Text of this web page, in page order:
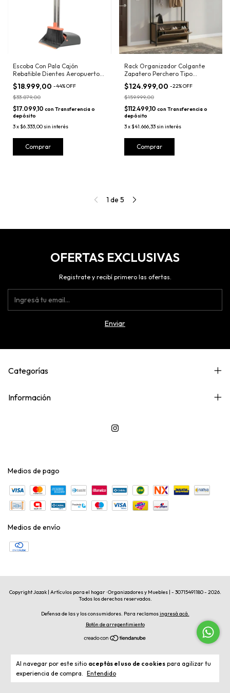
Al navegar por este sitio aceptás el uso de cookies para agilizar tu
experiencia de compra. Entendido
Escoba Con Pala Cajón
Rebatible Dientes Aeropuerto
Premium
$18.999,00 -44%OFF
$33.879,00
$17.099,10 con Transferencia o
depósito
3x$6.333,00 sin interés
Rack Organizador Colgante
Zapatero Perchero Tipo
Industrial
$124.999,00 -22%OFF
$159.999,00
$112.499,10 con Transferencia o
depósito
3x$41.666,33 sin interés
1 de 5
OFERTAS EXCLUSIVAS
Registrate y recibí primero las ofertas.
Categorías
Información
Medios de pago
Medios de envío
Copyright Jazak | Artículos para el hogar · Organizadores y Muebles | - 30715491180 - 2026.
Todos los derechos reservados.
Defensa de las y los consumidores. Para reclamosingresá acá.
Botón de arrepentimiento